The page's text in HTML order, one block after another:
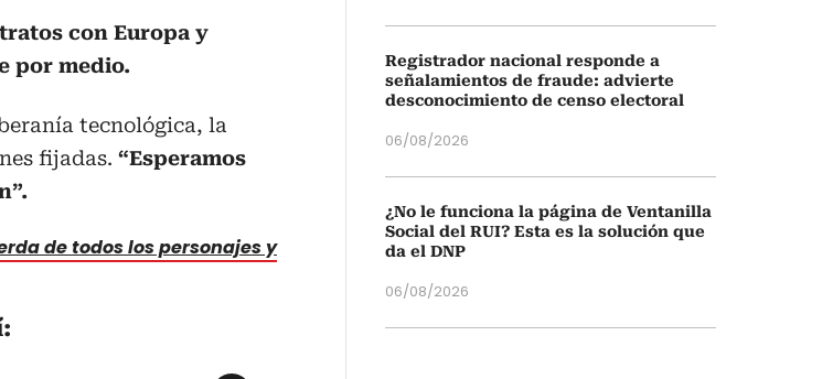
con Europa y
por medio.
tecnológica, la
fijadas. “Esperamos
de todos los personajes y
Registrador nacional responde a
señalamientos de fraude: advierte
desconocimiento de censo electoral
06/08/2026
¿No le funciona la página de Ventanilla
Social del RUI? Esta es la solución que
da el DNP
06/08/2026